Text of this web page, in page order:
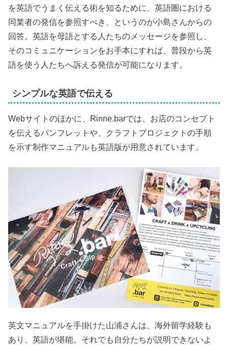
を英語でうまく伝える術を知るために、英語圏における
同業者の発信を参照すべき、というのが小島さんからの
回答。英語を母語とする人たちのメッセージを参照し、
そのコミュニケーションをお手本にすれば、普段から英
語を使う人たちへ訴える発信が可能になります。
シンプルな英語で伝える
Webサイトのほかに、Rinne.barでは、お店のコンセプト
を伝えるパンフレットや、クラフトプロジェクトの手順
を示す制作マニュアルも英語版が用意されています。
英文マニュアルを手掛けた山浦さんは、海外留学経験も
あり、英語が堪能。それでも自分たちが説明できないよ